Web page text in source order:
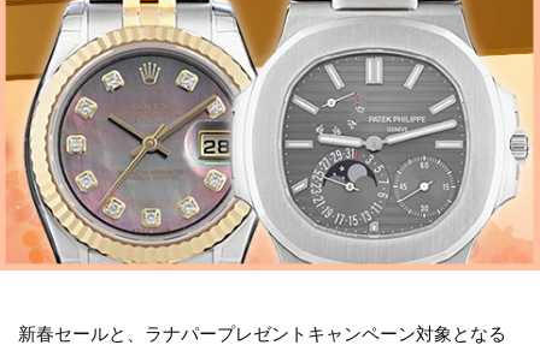
新春セールと、ラナパープレゼントキャンペーン対象となる